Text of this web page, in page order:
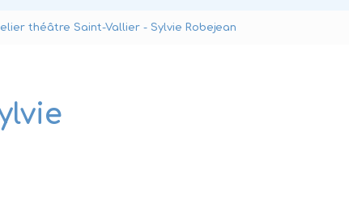
théâtre Saint-Vallier - Sylvie Robejean